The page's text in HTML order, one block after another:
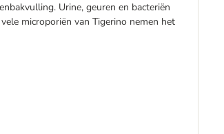
Urine, geuren en bacteriën
microporiën van Tigerino nemen het